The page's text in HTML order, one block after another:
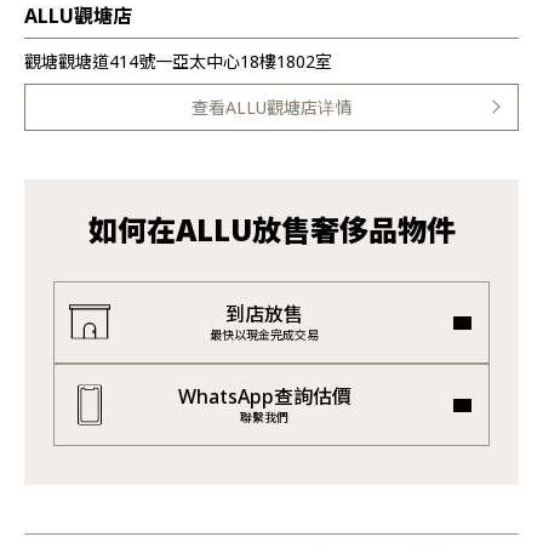
ALLU觀塘店
觀塘觀塘道414號一亞太中心18樓1802室
查看ALLU觀塘店详情
如何在ALLU放售奢侈品物件
到店放售
最快以現金完成交易
WhatsApp查詢估價
聯繫我們